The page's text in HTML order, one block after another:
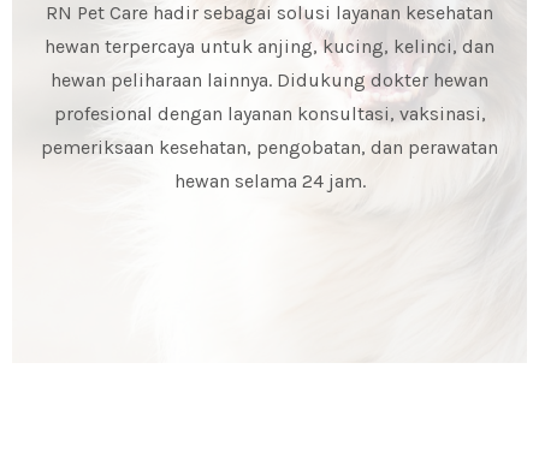
RN Pet Care hadir sebagai solusi layanan kesehatan
hewan terpercaya untuk anjing, kucing, kelinci, dan
hewan peliharaan lainnya. Didukung dokter hewan
profesional dengan layanan konsultasi, vaksinasi,
pemeriksaan kesehatan, pengobatan, dan perawatan
hewan selama 24 jam.